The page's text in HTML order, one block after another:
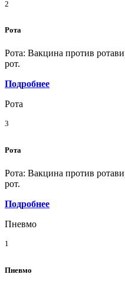
2
Рота
Рота: Вакцина против
рот.
Подробнее
Рота
3
Рота
Рота: Вакцина против
рот.
Подробнее
Пневмо
1
Пневмо